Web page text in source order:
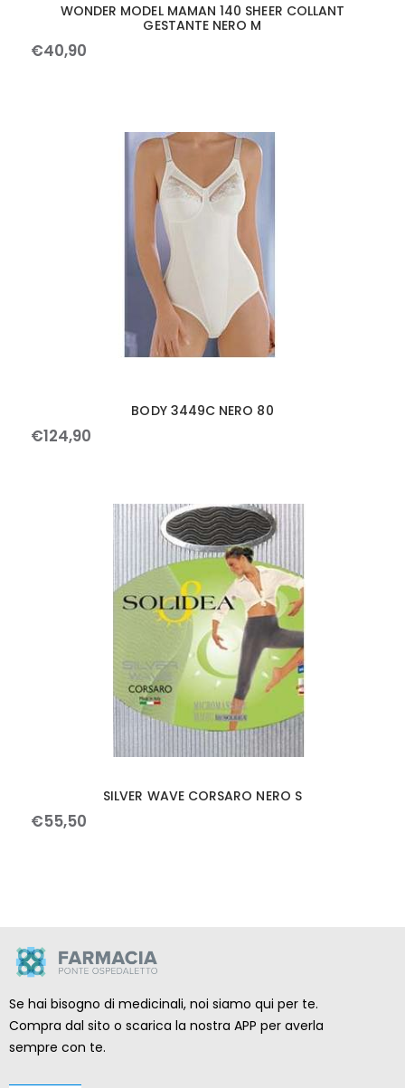
WONDER MODEL MAMAN 140 SHEER COLLANT
GESTANTE NERO M
€40,90
BODY 3449C NERO 80
€124,90
SILVER WAVE CORSARO NERO S
€55,50
Se hai bisogno di medicinali, noi siamo qui per te.
Compra dal sito o scarica la nostra APP per averla
sempre con te.